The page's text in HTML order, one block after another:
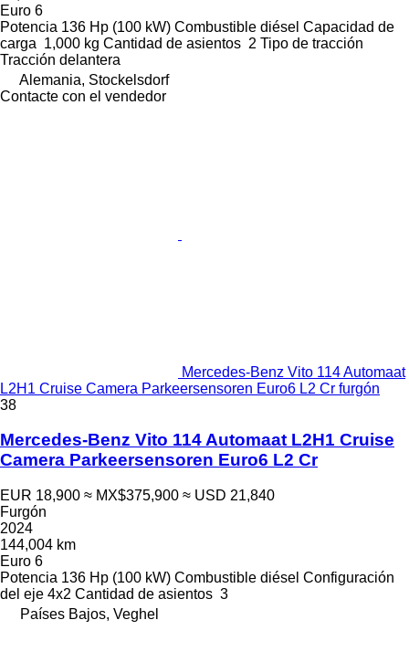
Euro 6
Potencia 136 Hp (100 kW) Combustible diésel Capacidad de
carga 1,000 kg Cantidad de asientos 2 Tipo de tracción
Tracción delantera
Alemania, Stockelsdorf
Contacte con el vendedor
Mercedes-Benz Vito 114 Automaat
L2H1 Cruise Camera Parkeersensoren Euro6 L2 Cr furgón
38
Mercedes-Benz Vito 114 Automaat L2H1 Cruise
Camera Parkeersensoren Euro6 L2 Cr
EUR 18,900 ≈ MX$375,900 ≈ USD 21,840
Furgón
2024
144,004 km
Euro 6
Potencia 136 Hp (100 kW) Combustible diésel Configuración
del eje 4x2 Cantidad de asientos 3
Países Bajos, Veghel